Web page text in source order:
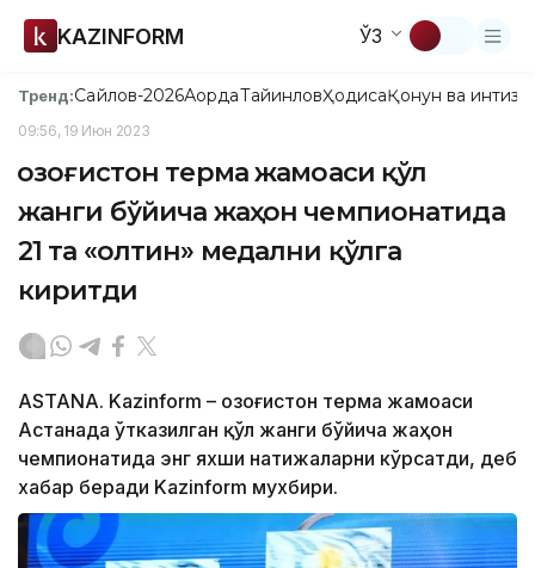
KAZINFORM ЎЗ
Тренд:Сайлов-2026АқордаТайинловҲодисаҚонун ва
09:56, 19 Июн 2023
Қозоғистон терма жамоаси қўл
жанги бўйича жаҳон чемпионатида
21 та «олтин» медални қўлга
киритди
ASTANA. Kazinform – Қозоғистон терма жамоаси
Астанада ўтказилган қўл жанги бўйича жаҳон
чемпионатида энг яхши натижаларни кўрсатди, деб
хабар беради Kazinform мухбири.